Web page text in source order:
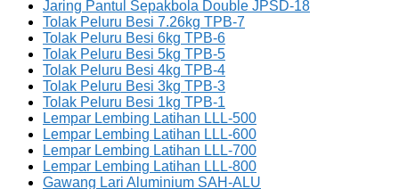
Jaring Pantul Sepakbola Double JPSD-18
Tolak Peluru Besi 7.26kg TPB-7
Tolak Peluru Besi 6kg TPB-6
Tolak Peluru Besi 5kg TPB-5
Tolak Peluru Besi 4kg TPB-4
Tolak Peluru Besi 3kg TPB-3
Tolak Peluru Besi 1kg TPB-1
Lempar Lembing Latihan LLL-500
Lempar Lembing Latihan LLL-600
Lempar Lembing Latihan LLL-700
Lempar Lembing Latihan LLL-800
Gawang Lari Aluminium SAH-ALU